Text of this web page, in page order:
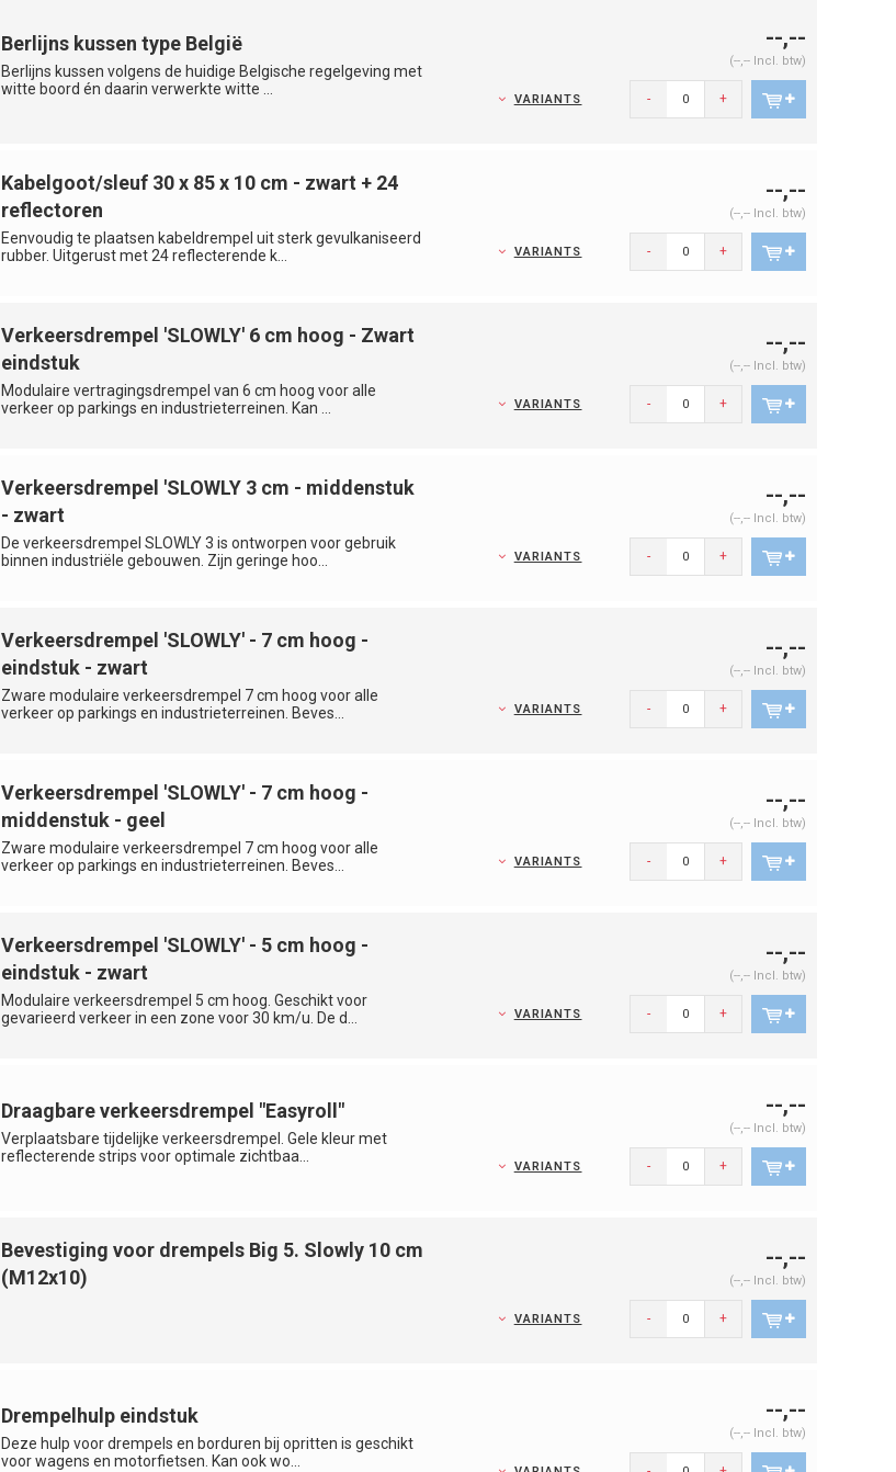
Berlijns kussen type België
Berlijns kussen volgens de huidige Belgische regelgeving met
witte boord én daarin verwerkte witte ...
--,--
(--,-- Incl. btw)
VARIANTS - +
Kabelgoot/sleuf 30 x 85 x 10 cm - zwart + 24
reflectoren
Eenvoudig te plaatsen kabeldrempel uit sterk gevulkaniseerd
rubber. Uitgerust met 24 reflecterende k...
--,--
(--,-- Incl. btw)
VARIANTS - +
Verkeersdrempel 'SLOWLY' 6 cm hoog - Zwart
eindstuk
Modulaire vertragingsdrempel van 6 cm hoog voor alle
verkeer op parkings en industrieterreinen. Kan ...
--,--
(--,-- Incl. btw)
VARIANTS - +
Verkeersdrempel 'SLOWLY 3 cm - middenstuk
- zwart
De verkeersdrempel SLOWLY 3 is ontworpen voor gebruik
binnen industriële gebouwen. Zijn geringe hoo...
--,--
(--,-- Incl. btw)
VARIANTS - +
Verkeersdrempel 'SLOWLY' - 7 cm hoog -
eindstuk - zwart
Zware modulaire verkeersdrempel 7 cm hoog voor alle
verkeer op parkings en industrieterreinen. Beves...
--,--
(--,-- Incl. btw)
VARIANTS - +
Verkeersdrempel 'SLOWLY' - 7 cm hoog -
middenstuk - geel
Zware modulaire verkeersdrempel 7 cm hoog voor alle
verkeer op parkings en industrieterreinen. Beves...
--,--
(--,-- Incl. btw)
VARIANTS - +
Verkeersdrempel 'SLOWLY' - 5 cm hoog -
eindstuk - zwart
Modulaire verkeersdrempel 5 cm hoog. Geschikt voor
gevarieerd verkeer in een zone voor 30 km/u. De d...
--,--
(--,-- Incl. btw)
VARIANTS - +
Draagbare verkeersdrempel "Easyroll"
Verplaatsbare tijdelijke verkeersdrempel. Gele kleur met
reflecterende strips voor optimale zichtbaa...
--,--
(--,-- Incl. btw)
VARIANTS - +
Bevestiging voor drempels Big 5. Slowly 10 cm
(M12x10)
--,--
(--,-- Incl. btw)
VARIANTS - +
Drempelhulp eindstuk
Deze hulp voor drempels en borduren bij opritten is geschikt
voor wagens en motorfietsen. Kan ook wo...
--,--
(--,-- Incl. btw)